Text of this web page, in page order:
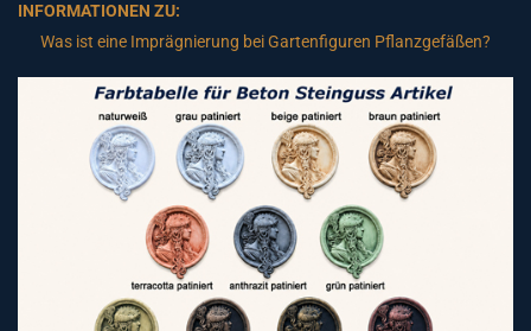
INFORMATIONEN ZU:
Was ist eine Imprägnierung bei Gartenfiguren Pflanzgefäßen?